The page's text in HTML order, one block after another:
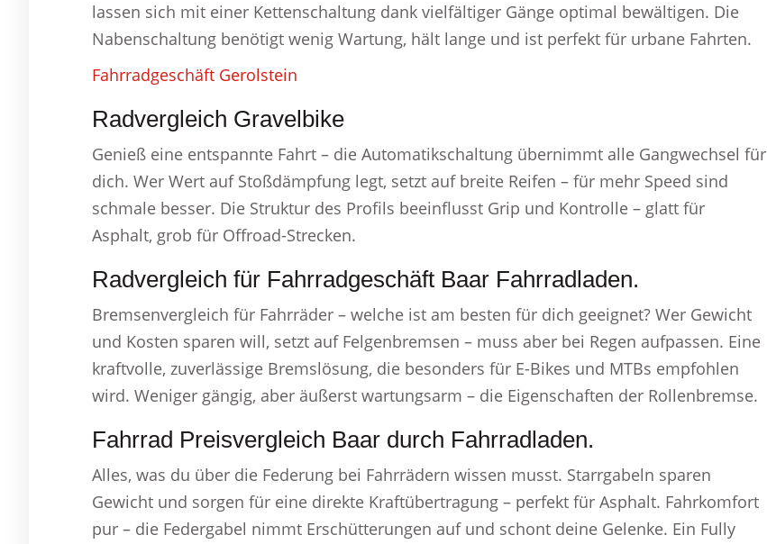
lassen sich mit einer Kettenschaltung dank vielfältiger Gänge optimal bewältigen. Die
Nabenschaltung benötigt wenig Wartung, hält lange und ist perfekt für urbane Fahrten.
Fahrradgeschäft Gerolstein
Radvergleich Gravelbike
Genieß eine entspannte Fahrt – die Automatikschaltung übernimmt alle Gangwechsel für
dich. Wer Wert auf Stoßdämpfung legt, setzt auf breite Reifen – für mehr Speed sind
schmale besser. Die Struktur des Profils beeinflusst Grip und Kontrolle – glatt für
Asphalt, grob für Offroad-Strecken.
Radvergleich für Fahrradgeschäft Baar Fahrradladen.
Bremsenvergleich für Fahrräder – welche ist am besten für dich geeignet? Wer Gewicht
und Kosten sparen will, setzt auf Felgenbremsen – muss aber bei Regen aufpassen. Eine
kraftvolle, zuverlässige Bremslösung, die besonders für E-Bikes und MTBs empfohlen
wird. Weniger gängig, aber äußerst wartungsarm – die Eigenschaften der Rollenbremse.
Fahrrad Preisvergleich Baar durch Fahrradladen.
Alles, was du über die Federung bei Fahrrädern wissen musst. Starrgabeln sparen
Gewicht und sorgen für eine direkte Kraftübertragung – perfekt für Asphalt. Fahrkomfort
pur – die Federgabel nimmt Erschütterungen auf und schont deine Gelenke. Ein Fully